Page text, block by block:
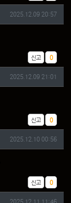
작성일
2025.12.09 20:57
신고 추천
0
작성일
2025.12.09 21:01
신고 추천
0
작성일
2025.12.10 00:56
신고 추천
0
작성일